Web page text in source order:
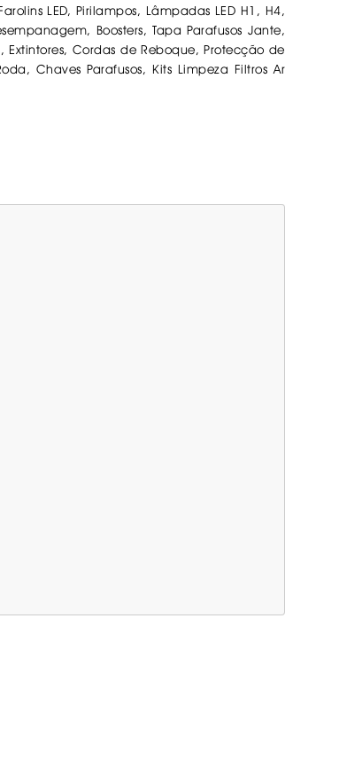
LED, Pirilampos, Lâmpadas LED H1, H4,
Boosters, Tapa Parafusos Jante,
Extintores, Cordas de Reboque, Protecção de
Chaves Parafusos, Kits Limpeza Filtros Ar